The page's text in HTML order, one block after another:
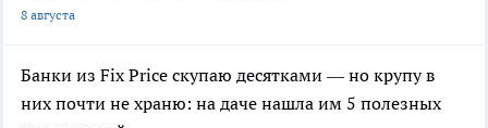
8 августа
Банки из Fix Price скупаю десятками — но крупу в
них почти не храню: на даче нашла им 5 полезных